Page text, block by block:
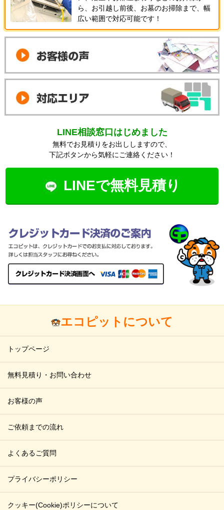
ら、お引越し前後、お墓のお掃除まで、幅
広い範囲で対応可能です！
LINE相談窓口はじめました
無料でお見積りをお出ししますので、
下記ボタンから気軽にご連絡ください！
LINEで無料見積り
エコピットについて
トップページ
無料見積り・お問い合わせ
お客様の声
ご依頼までの流れ
よくあるご質問
プライバシーポリシー
クッキー(Cookie)ポリシーについて